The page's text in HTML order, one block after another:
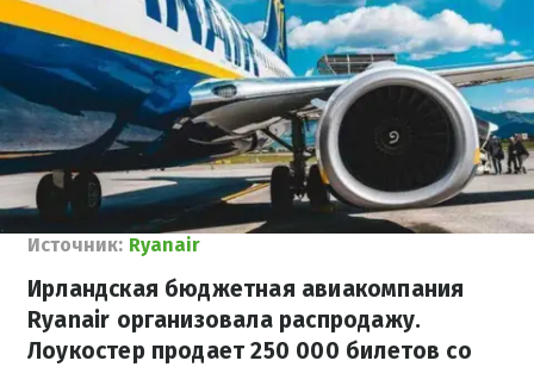
Источник: Ryanair
Ирландская бюджетная авиакомпания
Ryanair организовала распродажу.
Лоукостер продает 250 000 билетов со